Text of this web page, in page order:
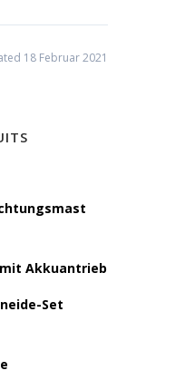
18 Februar 2021
Akkuantrieb
Set